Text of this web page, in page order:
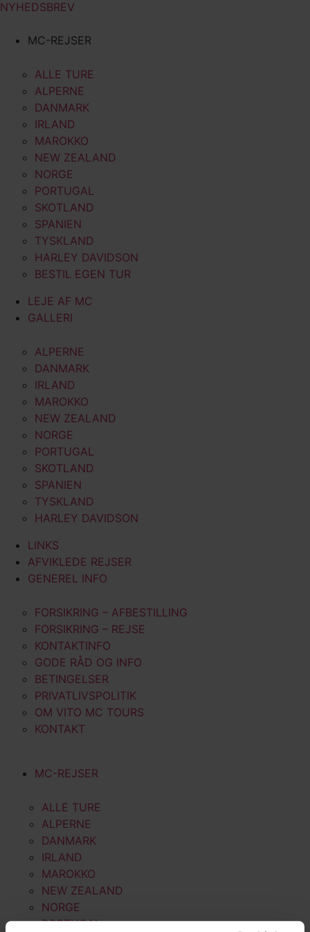
NYHEDSBREV
MC-REJSER
ALLE TURE
ALPERNE
DANMARK
IRLAND
MAROKKO
NEW ZEALAND
NORGE
PORTUGAL
SKOTLAND
SPANIEN
TYSKLAND
HARLEY DAVIDSON
BESTIL EGEN TUR
LEJE AF MC
GALLERI
ALPERNE
DANMARK
IRLAND
MAROKKO
NEW ZEALAND
NORGE
PORTUGAL
SKOTLAND
SPANIEN
TYSKLAND
HARLEY DAVIDSON
LINKS
AFVIKLEDE REJSER
GENEREL INFO
FORSIKRING – AFBESTILLING
FORSIKRING – REJSE
KONTAKTINFO
GODE RÅD OG INFO
BETINGELSER
PRIVATLIVSPOLITIK
OM VITO MC TOURS
KONTAKT
MC-REJSER
ALLE TURE
ALPERNE
DANMARK
IRLAND
MAROKKO
NEW ZEALAND
NORGE
PORTUGAL